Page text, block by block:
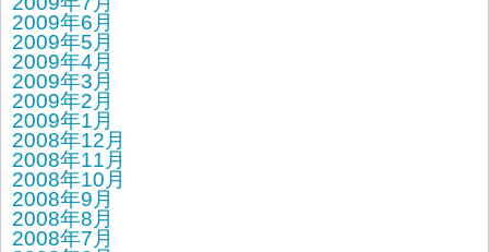
2009年6月
2009年5月
2009年4月
2009年3月
2009年2月
2009年1月
2008年12月
2008年11月
2008年10月
2008年9月
2008年8月
2008年7月